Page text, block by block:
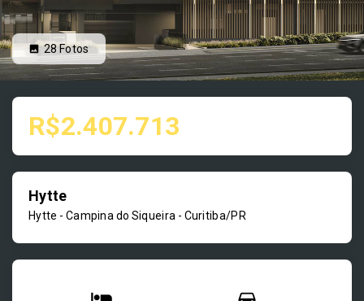
28Fotos
R$2.407.713
Hytte
Hytte - Campina do Siqueira - Curitiba/PR